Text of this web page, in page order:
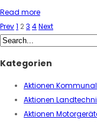
Read more
Prev1 23 4Next
Kategorien
Aktionen
Aktionen
Aktionen